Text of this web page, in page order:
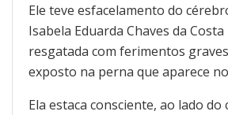
Ele teve esfacelamento do
Isabela Eduarda Chaves da
resgatada com ferimentos
exposto na perna que aparece
Ela estaca consciente, ao lado do